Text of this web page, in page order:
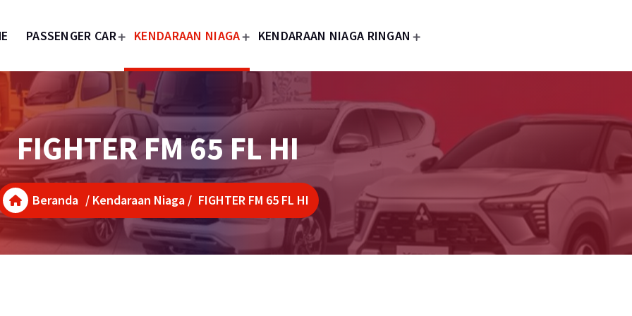
PASSENGER CAR KENDARAAN NIAGA KENDARAAN NIAGA RINGAN
FIGHTER FM 65 FL HI
Beranda / Kendaraan Niaga/ FIGHTER FM 65 FL HI